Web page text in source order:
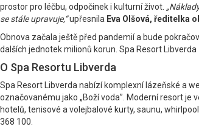
prostor pro léčbu, odpočinek i kulturní život.
se stále upravuje,“upřesnila Eva Olšová, ředitelka
Obnova začala ještě před pandemií a bude
dalších jednotek milionů korun. Spa Resort
O Spa Resortu Libverda
Spa Resort Libverda nabízí komplexní lázeňské a
označovanému jako „Boží voda”. Moderní resort
hotelů, tenisové a volejbalové kurty, saunu,
368 100.